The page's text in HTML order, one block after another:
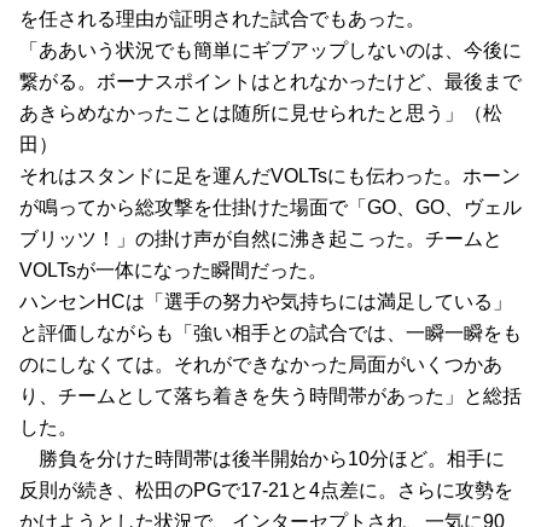
を任される理由が証明された試合でもあった。
「ああいう状況でも簡単にギブアップしないのは、今後に
繋がる。ボーナスポイントはとれなかったけど、最後まで
あきらめなかったことは随所に見せられたと思う」（松
田）
それはスタンドに足を運んだVOLTsにも伝わった。ホーン
が鳴ってから総攻撃を仕掛けた場面で「GO、GO、ヴェル
ブリッツ！」の掛け声が自然に沸き起こった。チームと
VOLTsが一体になった瞬間だった。
ハンセンHCは「選手の努力や気持ちには満足している」
と評価しながらも「強い相手との試合では、一瞬一瞬をも
のにしなくては。それができなかった局面がいくつかあ
り、チームとして落ち着きを失う時間帯があった」と総括
した。
勝負を分けた時間帯は後半開始から10分ほど。相手に
反則が続き、松田のPGで17-21と4点差に。さらに攻勢を
かけようとした状況で、インターセプトされ、一気に90